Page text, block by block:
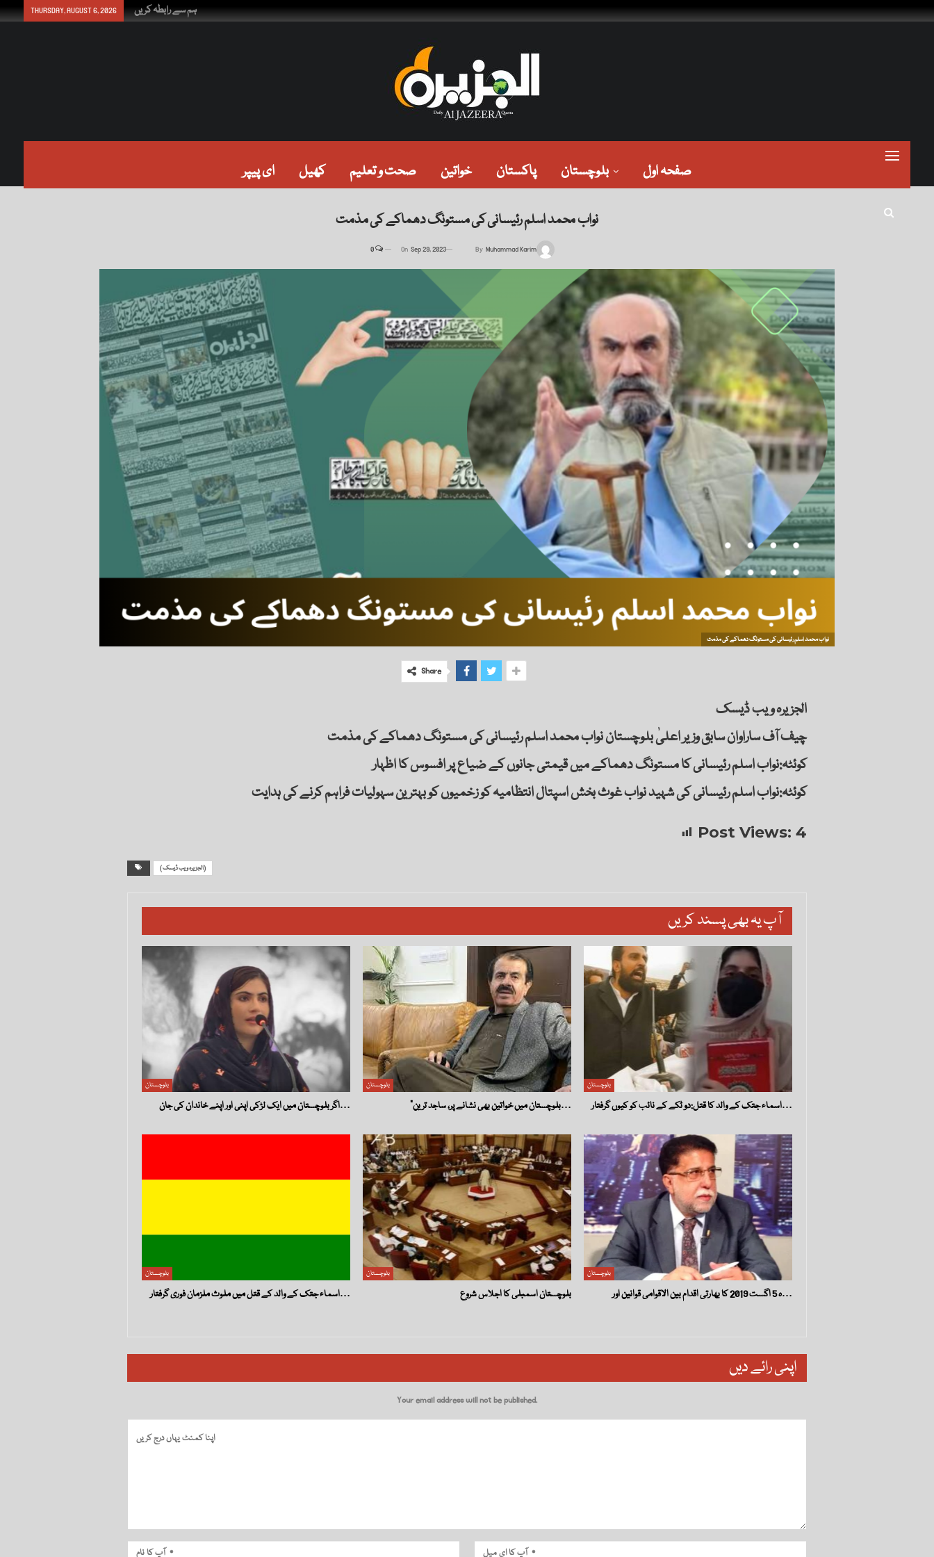
THURSDAY, AUGUST 6, 2026 ہم سے رابطہ کریں
ای پیپر کھیل صحت و تعلیم خواتین پاکستان بلوچستان صفحہ اول
نواب محمد اسلم رئیسانی کی مستونگ دھماکے کی مذمت
By Muhammad Karim
On Sep 29, 2023
0
نواب محمد اسلم رئیسانی کی مستونگ دھماکے کی مذمت
Share
الجزیرہ ویب ڈیسک
چیف آف ساراوان سابق وزیر اعلیٰ بلوچستان نواب محمد اسلم رئیسانی کی مستونگ دھماکے کی مذمت
کوئٹہ:نواب اسلم رئیسانی کا مستونگ دھماکے میں قیمتی جانوں کے ضیاع پر افسوس کا اظہار
کوئٹہ:نواب اسلم رئیسانی کی شہید نواب غوث بخش اسپتال انتظامیہ کو زخمیوں کو بہترین سہولیات فراہم کرنے کی ہدایت
Post Views: 4
( الجزیرہ ویب ڈیسک)
آپ یہ بھی پسند کریں
بلوچستان
اگر بلوچستان میں ایک لڑکی اپنی اور اپنے خاندان کی جان…
بلوچستان
“بلوچستان میں خواتین بھی نشانے پر، ساجد ترین…
بلوچستان
اسماء جتک کے والد کا قتل:دو ٹکے کے نائب کو کیوں گرفتار…
بلوچستان
اسماء جتک کے والد کے قتل میں ملوث ملزمان فوری گرفتار…
بلوچستان
بلوچستان اسمبلی کا اجلاس شروع
بلوچستان
ہ 5 اگست 2019 کا بھارتی اقدام بین الاقوامی قوانین اور…
اپنی رائے دیں
Your email address will not be published.